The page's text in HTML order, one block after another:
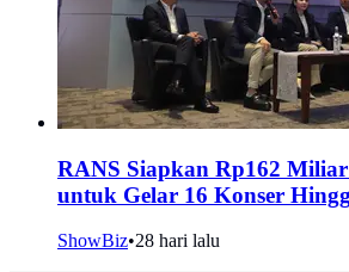
RANS Siapkan Rp162
untuk Gelar 16 Konser
ShowBiz•28 hari lalu